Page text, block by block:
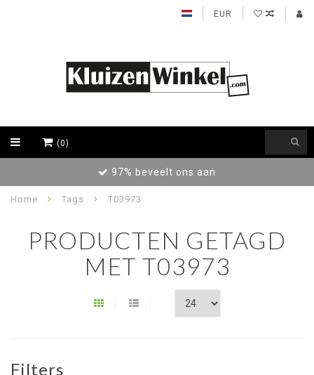
EUR
(0)
97% beveelt ons aan
Home Tags T03973
PRODUCTEN GETAGD
MET T03973
Filters